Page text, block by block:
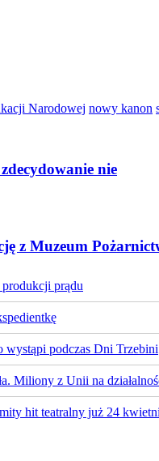
Narodowej nowy kanon
nie
z Muzeum
prądu
podczas Dni Trzebini
Miliony z Unii na
hit teatralny już 24